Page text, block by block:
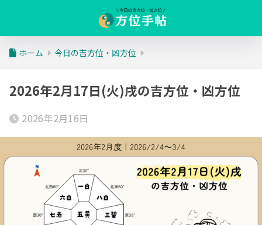
ホーム 今日の吉方位・凶方位
2026年2月17日(火)戌の吉方位・凶方位
2026年2月16日